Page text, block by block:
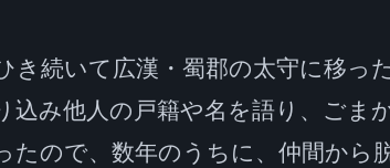
き続いて広漢・蜀郡の太守に移
込み他人の戸籍や名を語り、ご
たので、数年のうちに、仲間から